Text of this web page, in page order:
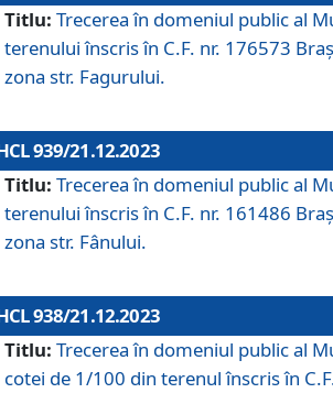
Titlu: Trecerea în domeniul public al
terenului înscris în C.F. nr. 176573
zona str. Fagurului.
939/21.12.2023
Titlu: Trecerea în domeniul public al
terenului înscris în C.F. nr. 161486
zona str. Fânului.
938/21.12.2023
Titlu: Trecerea în domeniul public al
cotei de 1/100 din terenul înscris în